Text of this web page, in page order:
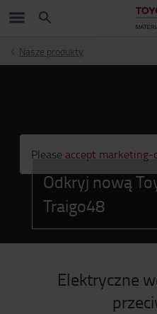
Nasze produkty
Please accept marketing-
Odkryj nową
Traigo48
Elektryczne